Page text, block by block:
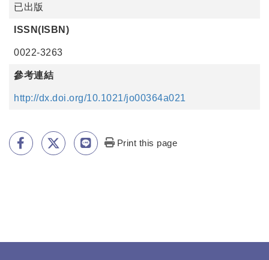
已出版
ISSN(ISBN)
0022-3263
參考連結
http://dx.doi.org/10.1021/jo00364a021
Print this page